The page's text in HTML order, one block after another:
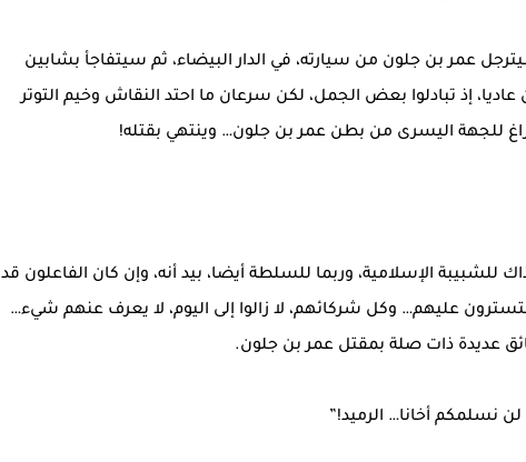
الخميس 18 دجنبر 1975، سيترجل عمر بن جلون من سيارته، في الدار البيضاء، ثم سيتفاجأ بشابين
عاديا، إذ تبادلوا بعض الجمل، لكن سرعان ما احتد النقاش وخيم التوتر
للجهة اليسرى من بطن عمر بن جلون… وينتهي بقتله!
الإسلامية، وربما للسلطة أيضا، بيد أنه، وإن كان الفاعلون قد
عليهم… وكل شركائهم، لا زالوا إلى اليوم، لا يعرف عنهم شيء…
عديدة ذات صلة بمقتل عمر بن جلون.
نسلمكم أخانا… الرميد!”